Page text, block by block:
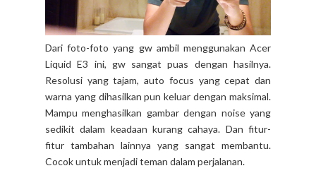
Dari foto-foto yang gw ambil menggunakan Acer
Liquid E3 ini, gw sangat puas dengan hasilnya.
Resolusi yang tajam, auto focus yang cepat dan
warna yang dihasilkan pun keluar dengan maksimal.
Mampu menghasilkan gambar dengan noise yang
sedikit dalam keadaan kurang cahaya. Dan fitur-
fitur tambahan lainnya yang sangat membantu.
Cocok untuk menjadi teman dalam perjalanan.